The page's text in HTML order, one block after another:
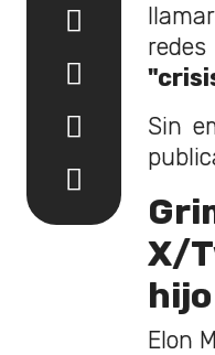
Sin
X/
hijo
Elon